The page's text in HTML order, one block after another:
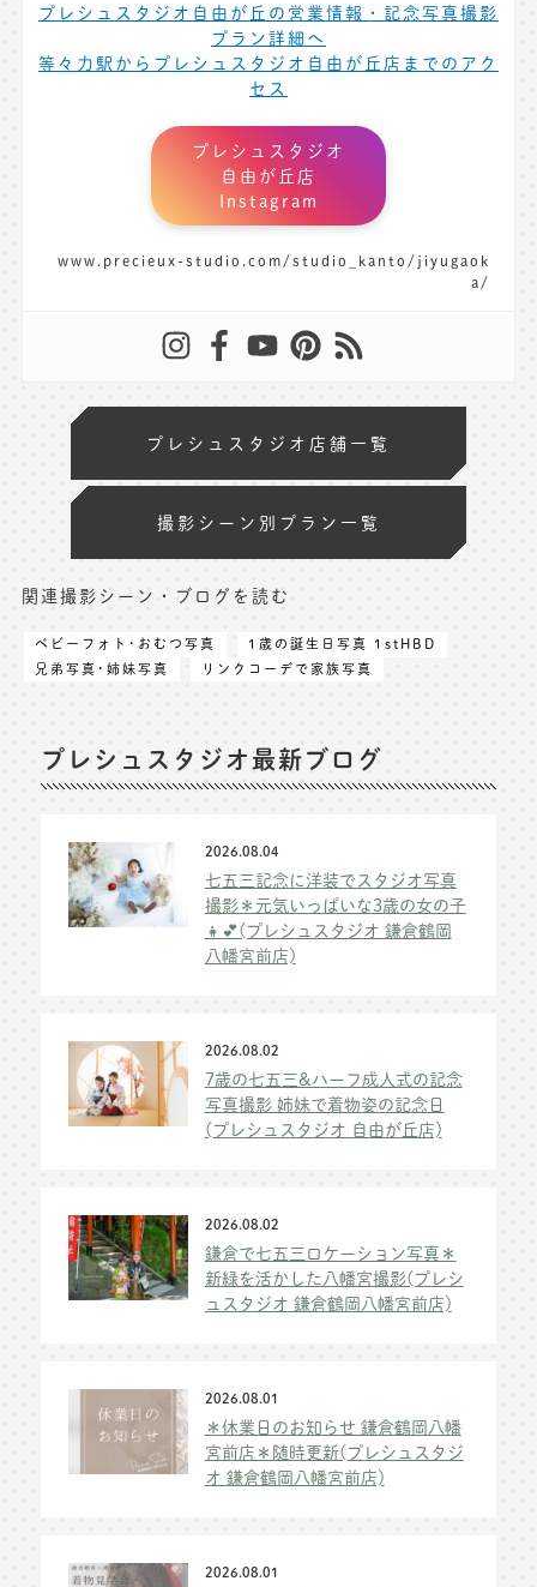
プレシュスタジオ自由が丘の営業情報・記念写真撮影
プラン詳細へ
等々力駅からプレシュスタジオ自由が丘店までのアク
セス
プレシュスタジオ
自由が丘店
Instagram
www.precieux-studio.com/studio_kanto/jiyugaok
a/
プレシュスタジオ店舗一覧
撮影シーン別プラン一覧
関連撮影シーン・ブログを読む
ベビーフォト･おむつ写真
1歳の誕生日写真 1stHBD
兄弟写真･姉妹写真
リンクコーデで家族写真
プレシュスタジオ最新ブログ
2026.08.04
七五三記念に洋装でスタジオ写真
撮影＊元気いっぱいな3歳の女の子
👧💕(プレシュスタジオ 鎌倉鶴岡
八幡宮前店)
2026.08.02
7歳の七五三&ハーフ成人式の記念
写真撮影 姉妹で着物姿の記念日
(プレシュスタジオ 自由が丘店)
2026.08.02
鎌倉で七五三ロケーション写真＊
新緑を活かした八幡宮撮影(プレシ
ュスタジオ 鎌倉鶴岡八幡宮前店)
2026.08.01
＊休業日のお知らせ 鎌倉鶴岡八幡
宮前店＊随時更新(プレシュスタジ
オ 鎌倉鶴岡八幡宮前店)
2026.08.01